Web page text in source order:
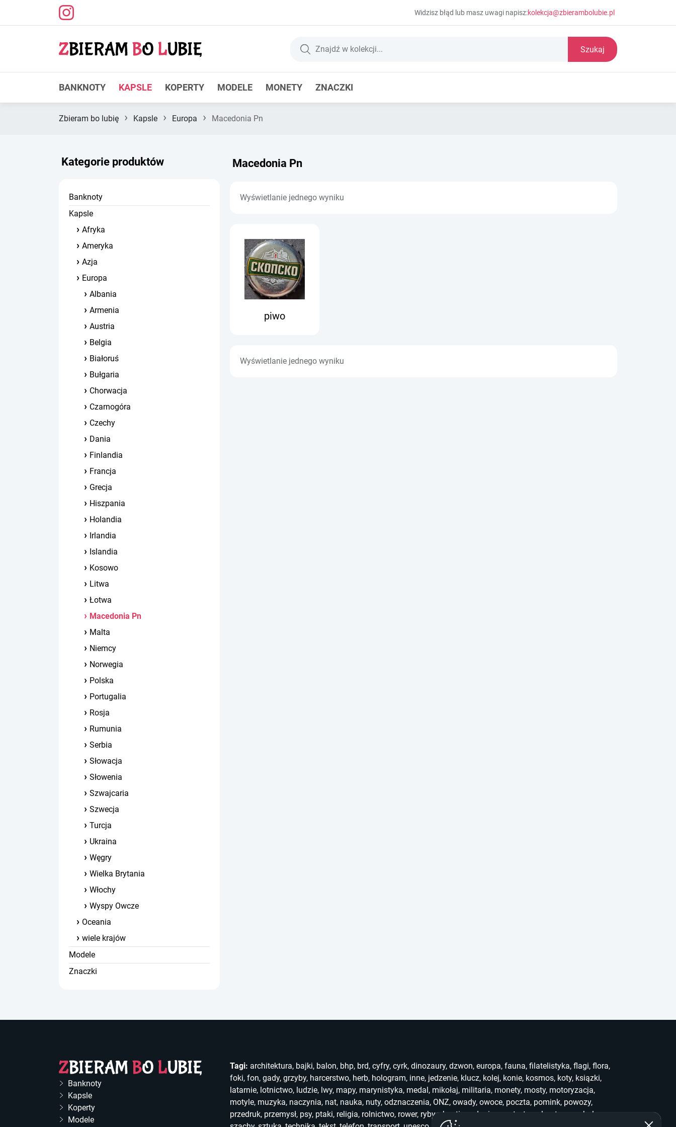
Widzisz błąd lub masz uwagi napisz:kolekcja@zbierambolubie.pl
Szukaj
BANKNOTY KAPSLE KOPERTY MODELE MONETY ZNACZKI
Zbieram bo lubię › Kapsle › Europa › Macedonia Pn
Kategorie produktów
Banknoty
Kapsle
Afryka
Ameryka
Azja
Europa
Albania
Armenia
Austria
Belgia
Białoruś
Bułgaria
Chorwacja
Czarnogóra
Czechy
Dania
Finlandia
Francja
Grecja
Hiszpania
Holandia
Irlandia
Islandia
Kosowo
Litwa
Łotwa
Macedonia Pn
Malta
Niemcy
Norwegia
Polska
Portugalia
Rosja
Rumunia
Serbia
Słowacja
Słowenia
Szwajcaria
Szwecja
Turcja
Ukraina
Węgry
Wielka Brytania
Włochy
Wyspy Owcze
Oceania
wiele krajów
Modele
Znaczki
Macedonia Pn
Wyświetlanie jednego wyniku
piwo
Wyświetlanie jednego wyniku
Banknoty
Kapsle
Koperty
Modele
Tagi: architektura, bajki, balon, bhp, brd, cyfry, cyrk, dinozaury, dzwon, europa, fauna, filatelistyka, flagi, flora,
foki, fon, gady, grzyby, harcerstwo, herb, hologram, inne, jedzenie, klucz, kolej, konie, kosmos, koty, ksiązki,
latarnie, lotnictwo, ludzie, lwy, mapy, marynistyka, medal, mikołaj, militaria, monety, mosty, motoryzacja,
motyle, muzyka, naczynia, nat, nauka, nuty, odznaczenia, ONZ, owady, owoce, poczta, pomink, powozy,
przedruk, przemysł, psy, ptaki, religia, rolnictwo, rower, ryby,skauting słonie sport stemple stra symbole